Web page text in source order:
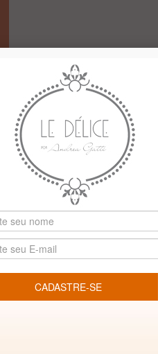
perdicao... Adorei as
embalagens, são muito
delicadas, refinadas e
criativas!!!! Sucesso sempre e
serei uma cliente..."
Carla Taniguti